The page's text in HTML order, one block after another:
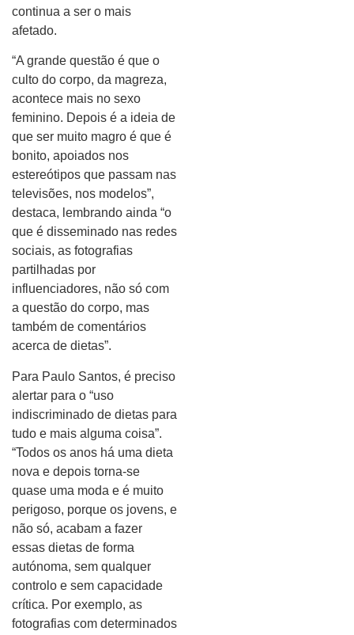
continua a ser o mais
afetado.
“A grande questão é que o
culto do corpo, da magreza,
acontece mais no sexo
feminino. Depois é a ideia de
que ser muito magro é que é
bonito, apoiados nos
estereótipos que passam nas
televisões, nos modelos”,
destaca, lembrando ainda “o
que é disseminado nas redes
sociais, as fotografias
partilhadas por
influenciadores, não só com
a questão do corpo, mas
também de comentários
acerca de dietas”.
Para Paulo Santos, é preciso
alertar para o “uso
indiscriminado de dietas para
tudo e mais alguma coisa”.
“Todos os anos há uma dieta
nova e depois torna-se
quase uma moda e é muito
perigoso, porque os jovens, e
não só, acabam a fazer
essas dietas de forma
autónoma, sem qualquer
controlo e sem capacidade
crítica. Por exemplo, as
fotografias com determinados